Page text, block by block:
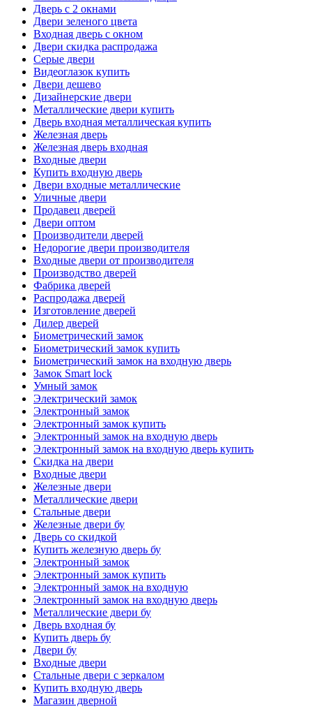
Дверь с 2 окнами
Двери зеленого цвета
Входная дверь с окном
Двери скидка распродажа
Серые двери
Видеоглазок купить
Двери дешево
Дизайнерские двери
Металлические двери купить
Дверь входная металлическая купить
Железная дверь
Железная дверь входная
Входные двери
Купить входную дверь
Двери входные металлические
Уличные двери
Продавец дверей
Двери оптом
Производители дверей
Недорогие двери производителя
Входные двери от производителя
Производство дверей
Фабрика дверей
Распродажа дверей
Изготовление дверей
Дилер дверей
Биометрический замок
Биометрический замок купить
Биометрический замок на входную дверь
Замок Smart lock
Умный замок
Электрический замок
Электронный замок
Электронный замок купить
Электронный замок на входную дверь
Электронный замок на входную дверь купить
Скидка на двери
Входные двери
Железные двери
Металлические двери
Стальные двери
Железные двери бу
Дверь со скидкой
Купить железную дверь бу
Электронный замок
Электронный замок купить
Электронный замок на входную
Электронный замок на входную дверь
Металлические двери бу
Дверь входная бу
Купить дверь бу
Двери бу
Входные двери
Стальные двери с зеркалом
Купить входную дверь
Магазин дверной